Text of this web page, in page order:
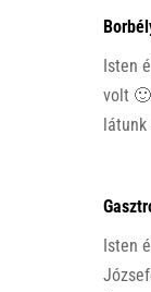
Isten
volt
látunk
Isten